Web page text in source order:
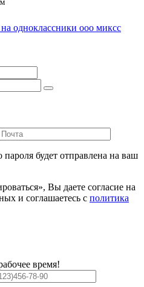
будет отправлена ​​на ваш
Вы даете согласие на
и соглашаетесь с политика
время!